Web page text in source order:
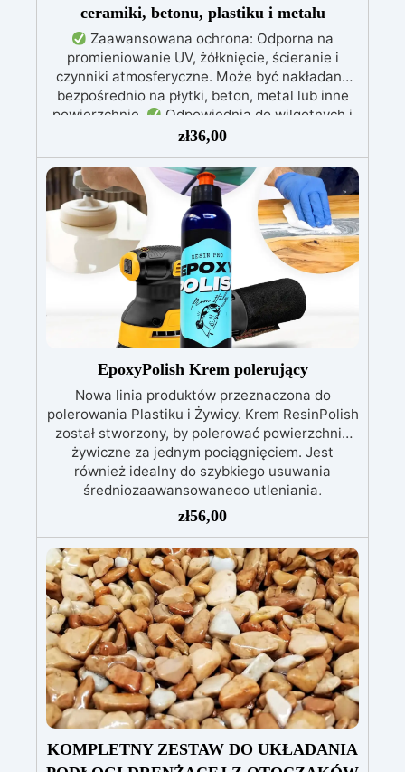
ceramiki, betonu, plastiku i metalu
Zaawansowana ochrona: Odporna na
promieniowanie UV, żółknięcie, ścieranie i
czynniki atmosferyczne. Może być nakładana
bezpośrednio na płytki, beton, metal lub inne
powierzchnie.
Odpowiednia do wilgotnych i
intensywnie użytkowanych miejsc: Specjalna
formuła, idealna do środowisk wymagających
najwyższej trwałości.
Wszechstronne i
personalizowane wykończenie: Dostępna w
kolorystyce RAL lub NCS, z wykończeniem w
połysku. Kryjąca już przy jednej warstwie.
Uniwersalna: Doskonała do podłóg, parkingów,
magazynów oraz do powłok na odpowiednio
przygotowanej stali.
Zgodność i
bezpieczeństwo: Zgodna z Rozporządzeniem
UE nr 305/2011 – Rozporządzeniem UE nr
574/2014 – Oznakowanie CE zgodnie z normą
EN 1504-2 oraz odpowiednią Deklaracją
Właściwości Użytkowych (DoP).
zł36,00
EpoxyPolish Krem polerujący
Nowa linia produktów przeznaczona do
polerowania Plastiku i Żywicy. Krem ResinPolish
został stworzony, by polerować powierzchnie
żywiczne za jednym pociągnięciem. Jest
również idealny do szybkiego usuwania
średniozaawansowanego utleniania,
delikatnych zadrapań, skaz i innych drobnych
defektów na żywicznej powierzchni. Ten krem
usuwa defekty pozostawione przez środki
ścierne o ziarnistości P1500 lub mniejszej i
pozostawia wspaniałe wykończenie
pozbawione niedoskonałości nawet na
ciemniejszych żelkotach, które mogą sprawiać
więcej trudności.
zł56,00
KOMPLETNY ZESTAW DO UKŁADANIA